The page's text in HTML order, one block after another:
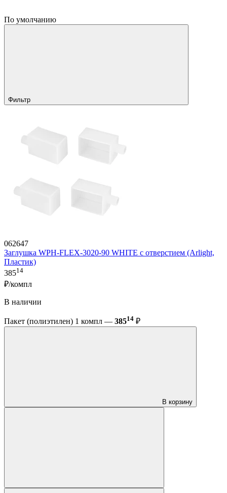
По умолчанию
Фильтр
062647
Заглушка WPH-FLEX-3020-90 WHITE с отверстием (Arlight,
Пластик)
38514
₽/компл
В наличии
Пакет (полиэтилен) 1 компл — 38514 ₽
В корзину